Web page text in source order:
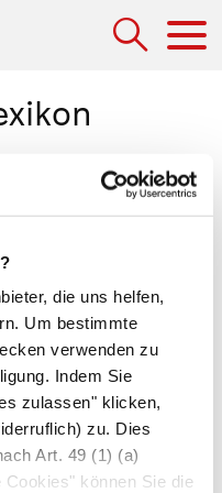
die uns helfen,
Um bestimmte
verwenden zu
Indem Sie
zulassen" klicken,
zu. Dies
Art. 49 (1) (a)
können Sie die
(Operabilität)
Operation. Für
bestimmte
bei
darüber
Krankheit operativ